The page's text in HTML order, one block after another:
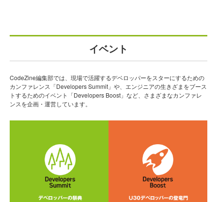
イベント
CodeZine編集部では、現場で活躍するデベロッパーをスターにするための
カンファレンス「Developers Summit」や、エンジニアの生きざまをブース
トするためのイベント「Developers Boost」など、さまざまなカンファレ
ンスを企画・運営しています。